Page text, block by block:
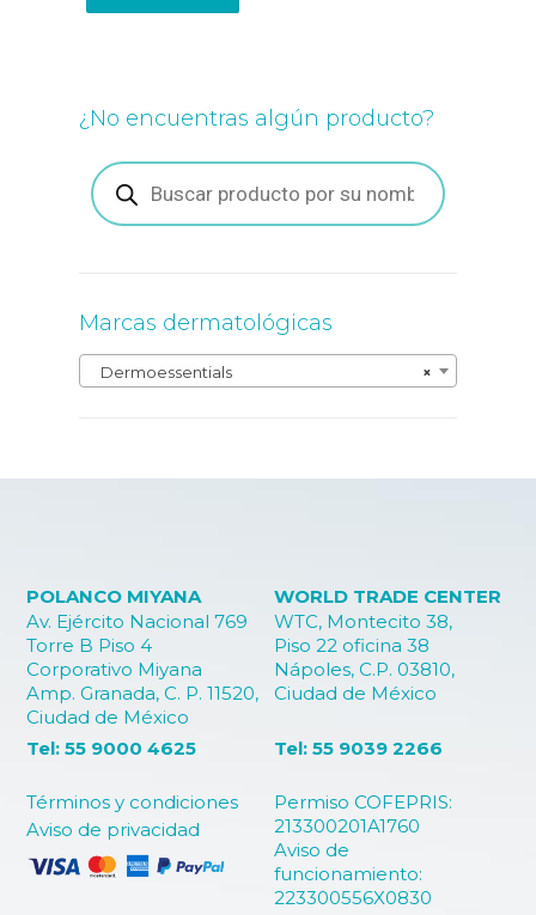
¿No encuentras algún producto?
Búsqueda
de
productos
Marcas dermatológicas
×
Dermoessentials
POLANCO MIYANA
Av. Ejército Nacional 769
Torre B Piso 4
Corporativo Miyana
Amp. Granada, C. P. 11520,
Ciudad de México
WORLD TRADE CENTER
WTC, Montecito 38,
Piso 22 oficina 38
Nápoles, C.P. 03810,
Ciudad de México
Términos y condiciones
Aviso de privacidad
Permiso COFEPRIS:
213300201A1760
Aviso de
funcionamiento:
223300556X0830
Tel: 55 9000 4625 Tel: 55 9039 2266